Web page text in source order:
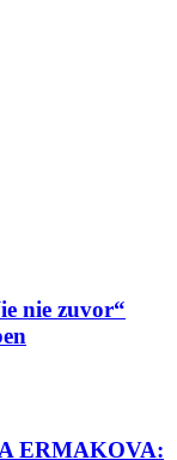
nie zuvor“
ERMAKOVA: